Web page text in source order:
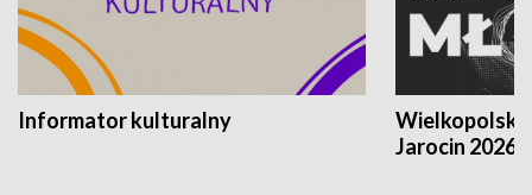
Informator kulturalny
Jarocin 2026